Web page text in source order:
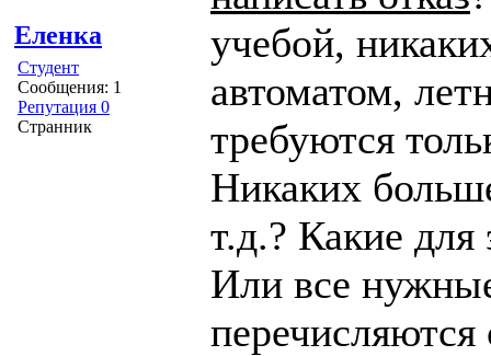
Еленка
Студент
Сообщения: 1
Репутация 0
Странник
учебой,
автоматом,
требуются
Никаких
т.д.? Какие для
Или все
перечисляются